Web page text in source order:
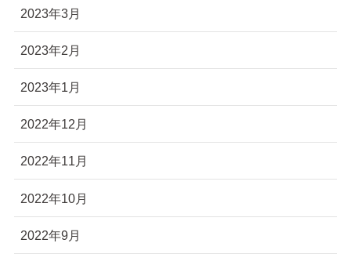
2023年3月
2023年2月
2023年1月
2022年12月
2022年11月
2022年10月
2022年9月